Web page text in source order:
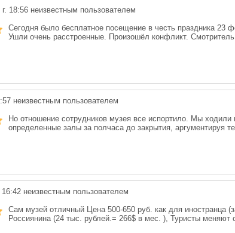
18:56 неизвестным пользователем
Сегодня было бесплатное посещение в честь праздника
Ушли очень расстроенные. Произошёл конфликт.
неизвестным пользователем
Но отношение сотрудников музея все испортило. Мы
определенные залы за полчаса до закрытия, аргументируя
16:42 неизвестным пользователем
Сам музей отличный Цена 500-650 руб. как для иностранца
Россиянина (24 тыс. рублей.= 266$ в мес. ), Туристы меняют